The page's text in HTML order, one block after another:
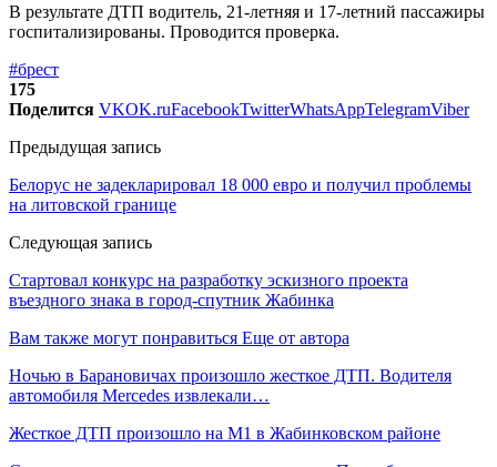
В результате ДТП водитель, 21-летняя и 17-летний пассажиры
госпитализированы. Проводится проверка.
#брест
175
Поделится VKOK.ruFacebookTwitterWhatsAppTelegramViber
Предыдущая запись
Белорус не задекларировал 18 000 евро и получил проблемы
на литовской границе
Следующая запись
Стартовал конкурс на разработку эскизного проекта
въездного знака в город-спутник Жабинка
Вам также могут понравиться Еще от автора
Ночью в Барановичах произошло жесткое ДТП. Водителя
автомобиля Mercedes извлекали…
Жесткое ДТП произошло на М1 в Жабинковском районе